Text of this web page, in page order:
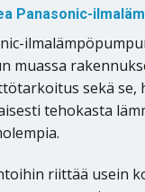
Panasonic-
muassa
sekä se,
tehokasta
riittää usein